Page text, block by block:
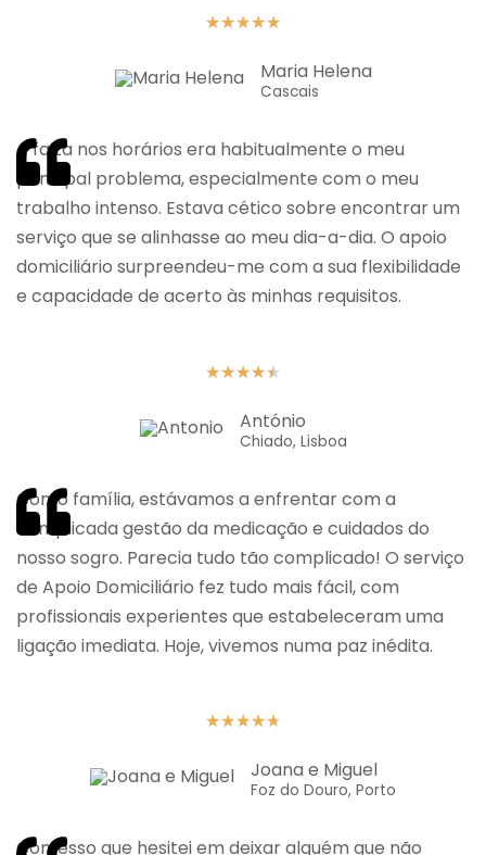
★★★★★
Maria Helena
Cascais
A falta nos horários era habitualmente o meu
principal problema, especialmente com o meu
trabalho intenso. Estava cético sobre encontrar um
serviço que se alinhasse ao meu dia-a-dia. O apoio
domiciliário surpreendeu-me com a sua flexibilidade
e capacidade de acerto às minhas requisitos.
★★★★★
António
Chiado, Lisboa
Como família, estávamos a enfrentar com a
complicada gestão da medicação e cuidados do
nosso sogro. Parecia tudo tão complicado! O serviço
de Apoio Domiciliário fez tudo mais fácil, com
profissionais experientes que estabeleceram uma
ligação imediata. Hoje, vivemos numa paz inédita.
★★★★★
Joana e Miguel
Foz do Douro, Porto
Confesso que hesitei em deixar alguém que não